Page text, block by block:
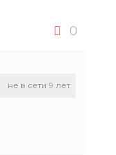
0
не в сети 9 лет